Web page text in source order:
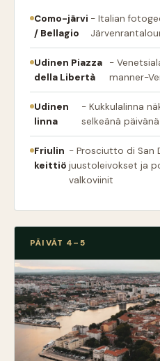
Como-järvi
/ Bellagio
- Italian
Udinen Piazza
della Libertà
-
manner-
Udinen
linna
- Kukkulalinna
selkeänä päivänä
Friulin
keittiö
- Prosciutto di San
juustoleivokset ja
valkoviinit
PÄIVÄT 4–5